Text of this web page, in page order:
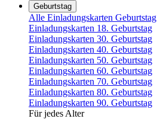
Geburtstag
Alle Einladungskarten Geburtstag
Einladungskarten 18. Geburtstag
Einladungskarten 30. Geburtstag
Einladungskarten 40. Geburtstag
Einladungskarten 50. Geburtstag
Einladungskarten 60. Geburtstag
Einladungskarten 70. Geburtstag
Einladungskarten 80. Geburtstag
Einladungskarten 90. Geburtstag
Für jedes Alter